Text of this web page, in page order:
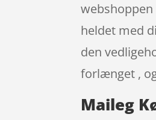
heldet med
den
forlænget ,
Maileg